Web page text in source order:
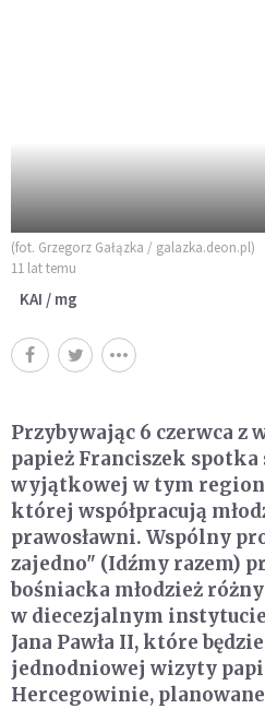
(fot. Grzegorz Gałązka / galazka.deon.pl)
11 lat temu
KAI / mg
Przybywając 6 czerwca z
papież Franciszek spotka
wyjątkowej w tym
której współpracują
prawosławni. Wspólny
zajedno" (Idźmy razem)
bośniacka młodzież
w diecezjalnym
Jana Pawła II, które
jednodniowej wizyty
Hercegowinie, planowane